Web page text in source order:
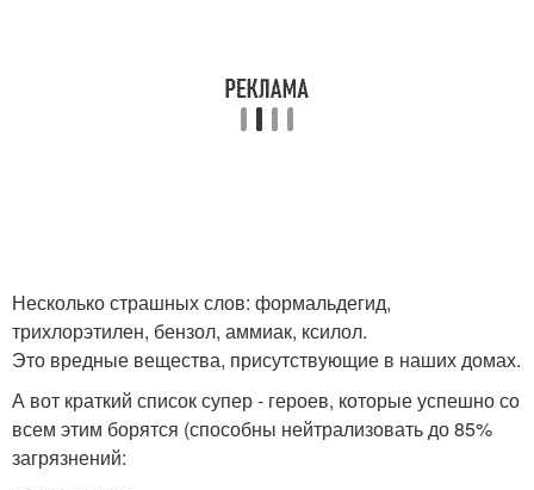
Несколько страшных слов: формальдегид,
трихлорэтилен, бензол, аммиак, ксилол.
Это вредные вещества, присутствующие в наших домах.
А вот краткий список супер - героев, которые успешно со
всем этим борятся (способны нейтрализовать до 85%
загрязнений: